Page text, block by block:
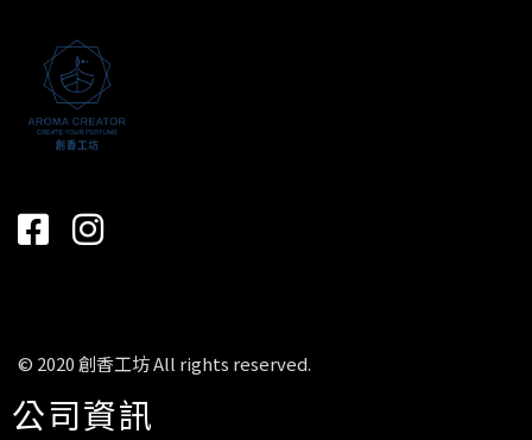
© 2020 創香工坊 All rights reserved.
公司資訊